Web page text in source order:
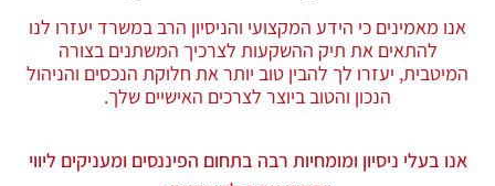
אנו בעלי ניסיון ומומחיות רבה בתחום הפיננסים ומעניקים ליווי
אנו מאמינים כי הידע המקצועי והניסיון הרב במשרד יעזרו לנו
להתאים את תיק ההשקעות לצרכיך המשתנים בצורה
המיטבית, יעזרו לך להבין טוב יותר את חלוקת הנכסים והניהול
הנכון והטוב ביוצר לצרכים האישיים שלך.